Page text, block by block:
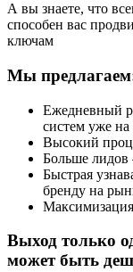
А вы знаете, что
способен вас
ключам
Мы
Ежедневный
систем уже на
Высокий
Больше
Быстрая
бренду на
Выход только
может быть